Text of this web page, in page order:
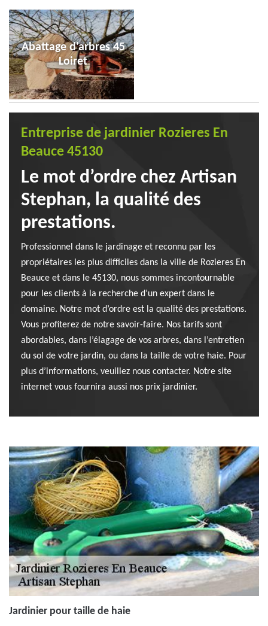
Abattage d'arbres 45
Loiret
Entreprise de jardinier Rozieres En
Beauce 45130
Le mot d’ordre chez Artisan
Stephan, la qualité des
prestations.
Professionnel dans le jardinage et reconnu par les
propriétaires les plus difficiles dans la ville de Rozieres En
Beauce et dans le 45130, nous sommes incontournable
pour les clients à la recherche d’un expert dans le
domaine. Notre mot d’ordre est la qualité des prestations.
Vous profiterez de notre savoir-faire. Nos tarifs sont
abordables, dans l’élagage de vos arbres, dans l’entretien
du sol de votre jardin, ou dans la taille de votre haie. Pour
plus d’informations, veuillez nous contacter. Notre site
internet vous fournira aussi nos prix jardinier.
Jardinier pour taille de haie